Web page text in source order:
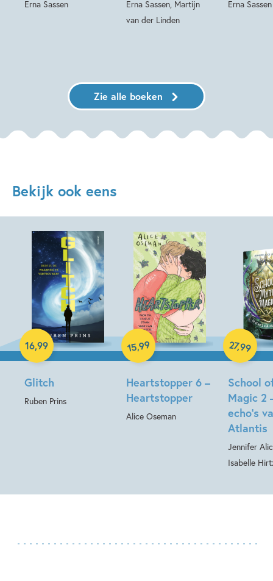
Erna Sassen
Erna Sassen, Martijn
van der Linden
Erna Sassen
Zie alle boeken
Bekijk ook eens
Glitch
Ruben Prins
16,99
Paperback
Heartstopper 6 –
Heartstopper
Alice Oseman
15,99
Paperback
School
Magic 2
echo’s
Atlantis
Jennifer
Isabelle
27,99
Hardcover